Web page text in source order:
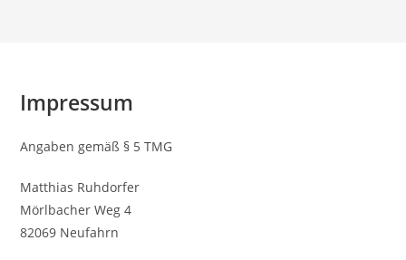
Impressum
Angaben gemäß § 5 TMG
Matthias Ruhdorfer
Mörlbacher Weg 4
82069 Neufahrn